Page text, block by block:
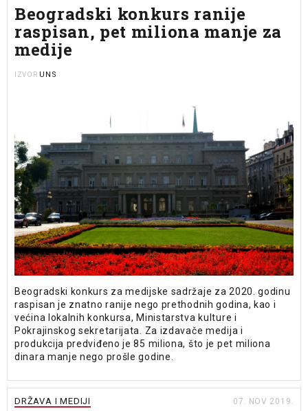
Beogradski konkurs ranije
raspisan, pet miliona manje za
medije
IZVOR UNS
Beogradski konkurs za medijske sadržaje za 2020. godinu
raspisan je znatno ranije nego prethodnih godina, kao i
većina lokalnih konkursa, Ministarstva kulture i
Pokrajinskog sekretarijata. Za izdavače medija i
produkcija predviđeno je 85 miliona, što je pet miliona
dinara manje nego prošle godine.
DRŽAVA I MEDIJI 07. NOV 2019.